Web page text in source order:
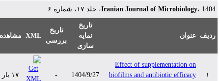
Iranian Journal of Microbiology ، 1404، جلد ۱۷، شماره ۶
ردیف عنوان
تاریخ
نمایه
سازی
تاریخ
بررسی
XML مشاهده
Effect of supplementation on
biofilms and antibiotic efficacy
1404/9/27 ۱۷ بار